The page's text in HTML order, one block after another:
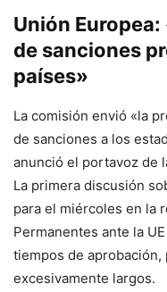
Unión
de sanciones
países»
La comisión envió «la
de sanciones a los
anunció el portavoz de
La primera discusión
para el miércoles en la
Permanentes ante la
tiempos de aprobación,
excesivamente largos.